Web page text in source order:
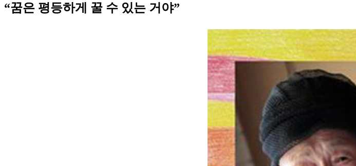
“꿈은 평등하게 꿀 수 있는 거야”